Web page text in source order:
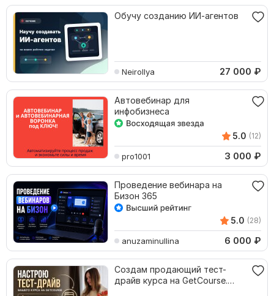
Обучу созданию ИИ-агентов
NeiroIlya 27 000 ₽
Автовебинар для
инфобизнеса
5.0 (12)
pro1001 3 000 ₽
Проведение вебинара на
Бизон 365
5.0 (28)
anuzaminullina 6 000 ₽
Создам продающий тест-
драйв курса на GetCourse.